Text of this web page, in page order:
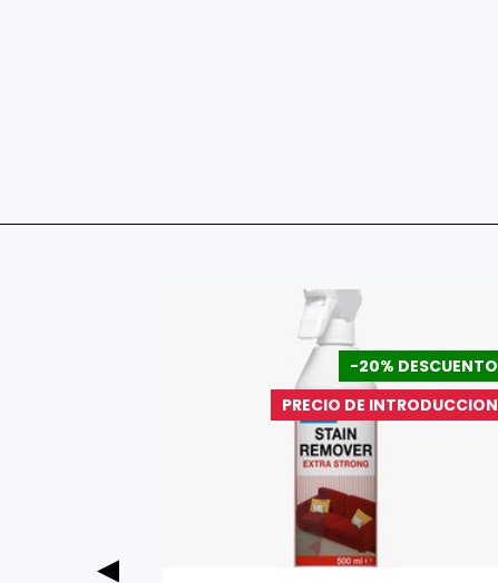
-20% DESCUENTO
PRECIO DE INTRODUCCION